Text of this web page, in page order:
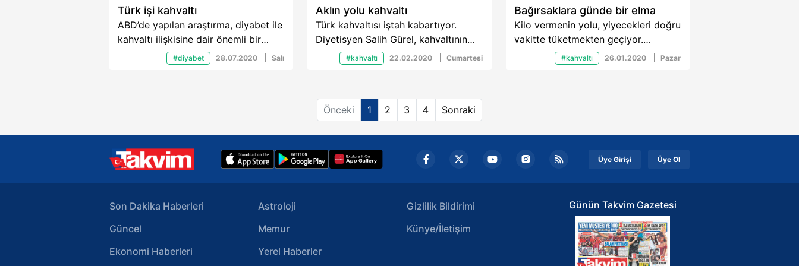
Türk işi kahvaltı
ABD’de yapılan araştırma, diyabet ile
kahvaltı ilişkisine dair önemli bir
sonuç ortaya çıkardı. Türk tipi
kahvaltının en sağlıklısı olduğu
#diyabet 28.07.2020 Salı
Aklın yolu kahvaltı
Türk kahvaltısı iştah kabartıyor.
Diyetisyen Salih Gürel, kahvaltının
bilişsel performansı artırdığını ve
enerji verdiğini belirtiyor. Yeterli ve
gerekenleri sıralıyor...
#kahvaltı 22.02.2020 Cumartesi
Bağırsaklara günde bir elma
Kilo vermenin yolu, yiyecekleri doğru
vakitte tüketmekten geçiyor.
Homeopati Uzmanı Dr. Yegâne
Koulıeva Özcan, glisemik indeksi
söylüyor.
#kahvaltı 26.01.2020 Pazar
Önceki 1 2 3 4 Sonraki
Üye Girişi Üye Ol
Son Dakika Haberleri
Güncel
Ekonomi Haberleri
Astroloji
Memur
Yerel Haberler
Gizlilik Bildirimi
Künye/İletişim
Günün Takvim Gazetesi